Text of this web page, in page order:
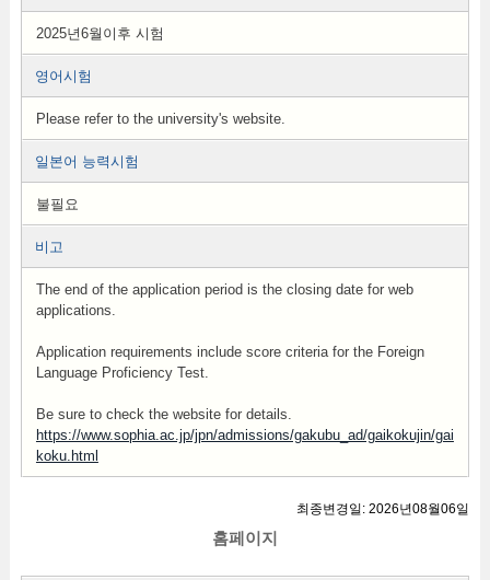
2025년6월이후 시험
영어시험
Please refer to the university's website.
일본어 능력시험
불필요
비고
The end of the application period is the closing date for web
applications.
Application requirements include score criteria for the Foreign
Language Proficiency Test.
Be sure to check the website for details.
https://www.sophia.ac.jp/jpn/admissions/gakubu_ad/gaikokujin/gai
koku.html
최종변경일: 2026년08월06일
홈페이지